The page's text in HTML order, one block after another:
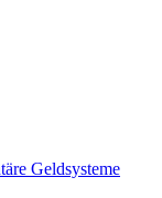
Geldsysteme